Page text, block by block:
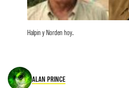
Halpin y Norden hoy.
ALAN PRINCE